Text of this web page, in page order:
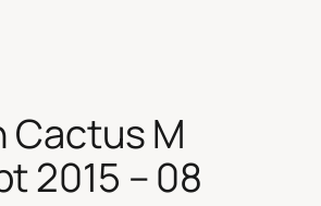
Cactus M
2015 – 08